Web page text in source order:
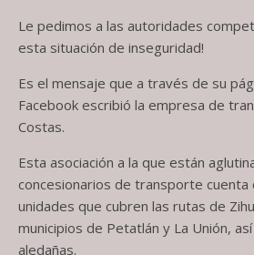
Le pedimos a las autoridades
esta situación de inseguridad!
Es el mensaje que a través de su
Facebook escribió la empresa de
Costas.
Esta asociación a la que están
concesionarios de transporte cuenta
unidades que cubren las rutas de
municipios de Petatlán y La Unión,
aledañas.